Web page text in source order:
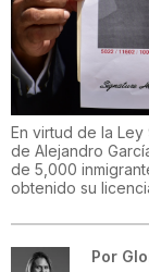
En virtud de la
de Alejandro
de 5,000
obtenido su
Por